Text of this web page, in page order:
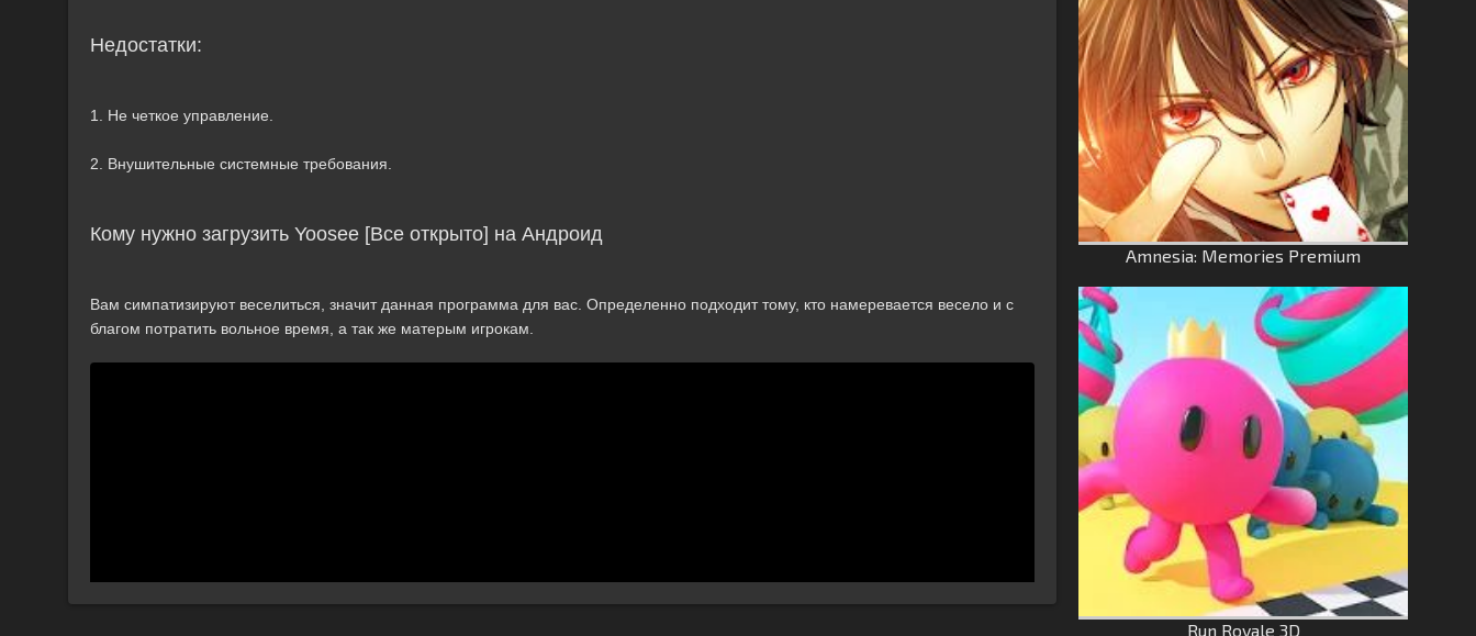
Недостатки:
1. Не четкое управление.
2. Внушительные системные требования.
Кому нужно загрузить Yoosee [Все открыто] на Андроид
Вам симпатизируют веселиться, значит данная программа для вас. Определенно подходит тому, кто намеревается весело и с
благом потратить вольное время, а так же матерым игрокам.
Amnesia: Memories Premium
Run Royale 3D